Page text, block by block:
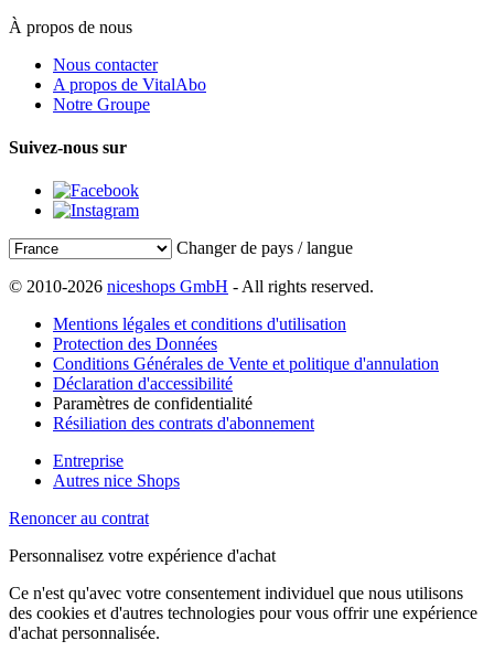
À propos de nous
Nous contacter
A propos de VitalAbo
Notre Groupe
Suivez-nous sur
Changer de pays / langue
© 2010-2026 niceshops GmbH - All rights reserved.
Mentions légales et conditions d'utilisation
Protection des Données
Conditions Générales de Vente et politique d'annulation
Déclaration d'accessibilité
Paramètres de confidentialité
Résiliation des contrats d'abonnement
Entreprise
Autres nice Shops
Renoncer au contrat
Personnalisez votre expérience d'achat
Ce n'est qu'avec votre consentement individuel que nous utilisons
des cookies et d'autres technologies pour vous offrir une expérience
d'achat personnalisée.